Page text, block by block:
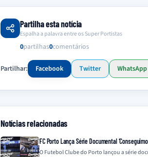
Partilha esta notícia
Espalha a palavra entre os Super Portistas
0partilhas0comentários
Partilhar: Facebook Twitter WhatsApp
Notícias relacionadas
FC Porto Lança Série Documental
O Futebol Clube do Porto lançou a série